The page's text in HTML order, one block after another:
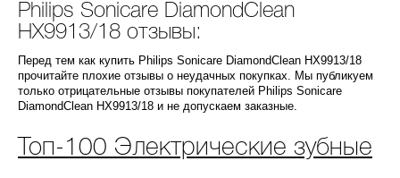
Philips Sonicare DiamondClean
HX9913/18 отзывы:
Перед тем как купить Philips Sonicare DiamondClean HX9913/18
прочитайте плохие отзывы о неудачных покупках. Мы публикуем
только отрицательные отзывы покупателей Philips Sonicare
DiamondClean HX9913/18 и не допускаем заказные.
Топ-100 Электрические зубные